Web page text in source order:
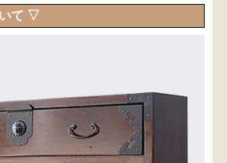
て ▽
含まれておりません。
イズ・発送先地域によって異なり
める途中で「宅急便」を選択いた
料が加算されます。